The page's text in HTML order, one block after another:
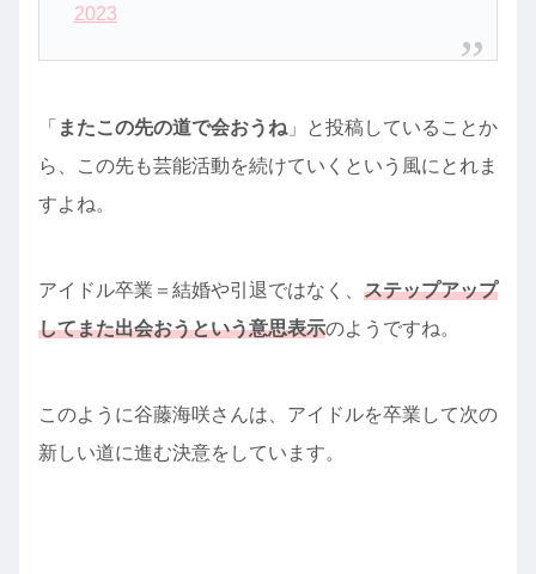
2023
「 またこの先の道で会おうね 」と投稿していることか
ら、この先も芸能活動を続けていくという風にとれま
すよね。
アイドル卒業＝結婚や引退ではなく、 ステップアップ
してまた出会おうという意思表示のようですね。
このように谷藤海咲さんは、アイドルを卒業して次の
新しい道に進む決意をしています。